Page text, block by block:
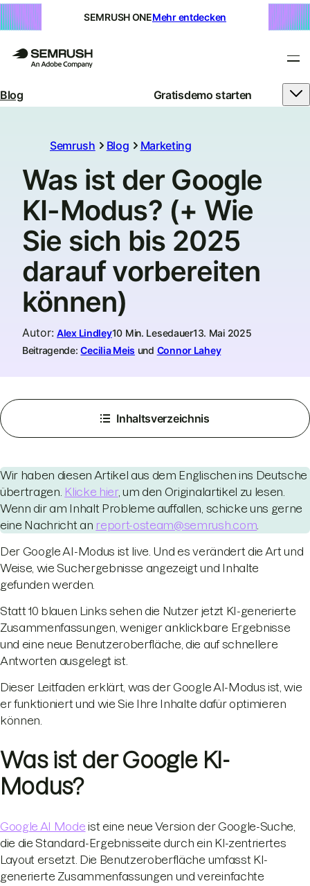
SEMRUSH ONEMehr entdecken
Blog Gratisdemo starten
Semrush Blog Marketing
Was ist der Google
KI-Modus? (+ Wie
Sie sich bis 2025
darauf vorbereiten
können)
Autor: Alex Lindley10 Min. Lesedauer13. Mai 2025
Beitragende: Cecilia Meis und Connor Lahey
Inhaltsverzeichnis
Wir haben diesen Artikel aus dem Englischen ins Deutsche
übertragen. Klicke hier, um den Originalartikel zu lesen.
Wenn dir am Inhalt Probleme auffallen, schicke uns gerne
eine Nachricht an report-osteam@semrush.com
Der Google AI-Modus ist live. Und es verändert die Art und
Weise, wie Suchergebnisse angezeigt und Inhalte
gefunden werden.
Statt 10 blauen Links sehen die Nutzer jetzt KI-generierte
Zusammenfassungen, weniger anklickbare Ergebnisse
und eine neue Benutzeroberfläche, die auf schnellere
Antworten ausgelegt ist.
Dieser Leitfaden erklärt, was der Google AI-Modus ist, wie
er funktioniert und wie Sie Ihre Inhalte dafür optimieren
können.
Was ist der Google KI-
Modus?
Google AI Mode ist eine neue Version der Google-Suche,
die die Standard-Ergebnisseite durch ein KI-zentriertes
Layout ersetzt. Die Benutzeroberfläche umfasst KI-
generierte Zusammenfassungen und vereinfachte